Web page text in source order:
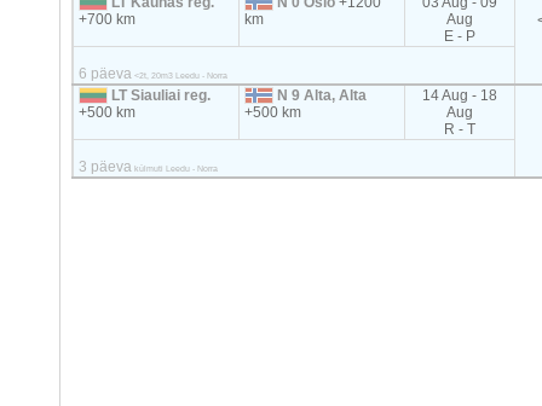
+700 km
km
Aug
E - P
6 päeva <2t, 20m3 Leedu - Norra
LT Siauliai reg.
+500 km
N 9 Alta, Alta
+500 km
14 Aug - 18
Aug
R - T
3 päeva külmuti Leedu - Norra